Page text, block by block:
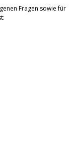
Fragen sowie für